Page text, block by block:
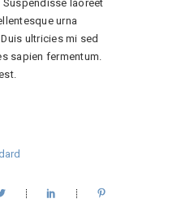
laoreet
urna
ultricies mi sed
sapien fermentum.